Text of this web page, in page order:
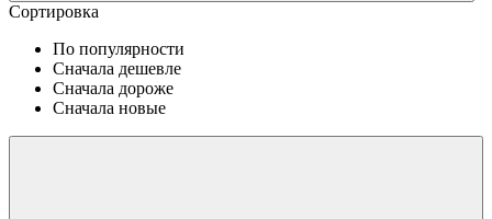
Сортировка
По популярности
Сначала дешевле
Сначала дороже
Сначала новые